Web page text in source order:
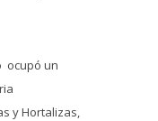
ocupó un
y Hortalizas,